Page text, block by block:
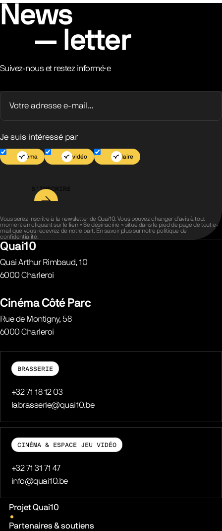
News
letter
Suivez-nous et restez informé·e
Je suis intéressé par
Cinéma Jeu vidéo Scolaire
S’INSCRIRE
Vous serez inscrit·e à la newsletter de Quai10. Vous pouvez changer d’avis à tout
moment en cliquant sur le lien « Se désinscrire » situé dans le pied de page de tout e-
mail que vous recevrez de notre part. En savoir plus sur notre politique de
confidentialité.
Quai10
Quai Arthur Rimbaud, 10
6000 Charleroi
Cinéma Côté Parc
Rue de Montigny, 58
6000 Charleroi
BRASSERIE
Téléphone
+32 71 18 12 03
E-mail
labrasserie@quai10.be
CINÉMA & ESPACE JEU VIDÉO
Téléphone
+32 71 31 71 47
E-mail
info@quai10.be
Liens pratiques
Projet Quai10
Partenaires & soutiens